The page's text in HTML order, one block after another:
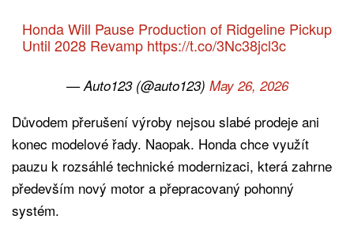
Honda Will Pause Production of Ridgeline Pickup
Until 2028 Revamp https://t.co/3Nc38jcl3c
— Auto123 (@auto123) May 26, 2026
Důvodem přerušení výroby nejsou slabé prodeje ani
konec modelové řady. Naopak. Honda chce využít
pauzu k rozsáhlé technické modernizaci, která zahrne
především nový motor a přepracovaný pohonný
systém.